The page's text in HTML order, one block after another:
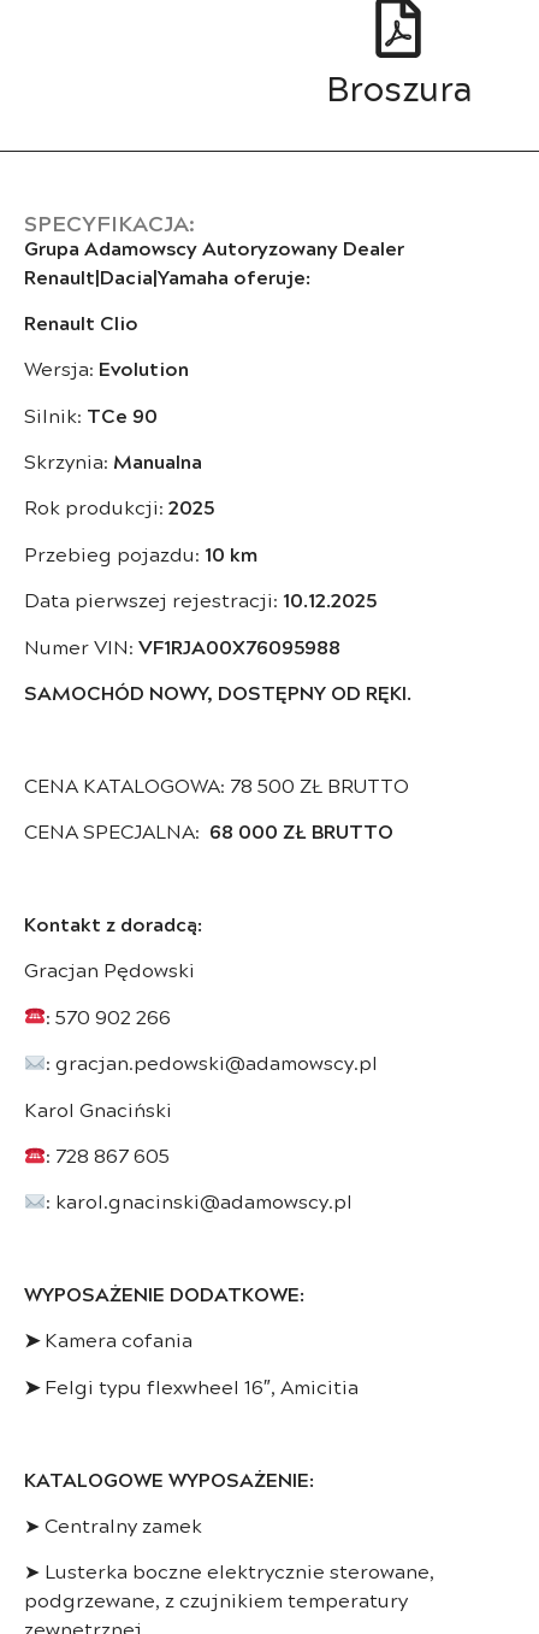
Broszura
SPECYFIKACJA:
Grupa Adamowscy Autoryzowany Dealer
Renault|Dacia|Yamaha oferuje:
Renault Clio
Wersja: Evolution
Silnik: TCe 90
Skrzynia: Manualna
Rok produkcji: 2025
Przebieg pojazdu: 10 km
Data pierwszej rejestracji: 10.12.2025
Numer VIN: VF1RJA00X76095988
SAMOCHÓD NOWY, DOSTĘPNY OD RĘKI.
CENA KATALOGOWA: 78 500 ZŁ BRUTTO
CENA SPECJALNA: 68 000 ZŁ BRUTTO
Kontakt z doradcą:
Gracjan Pędowski
: 570 902 266
: gracjan.pedowski@adamowscy.pl
Karol Gnaciński
: 728 867 605
: karol.gnacinski@adamowscy.pl
WYPOSAŻENIE DODATKOWE:
➤Kamera cofania
➤Felgi typu flexwheel 16″, Amicitia
KATALOGOWE WYPOSAŻENIE:
➤ Centralny zamek
➤ Lusterka boczne elektrycznie sterowane,
podgrzewane, z czujnikiem temperatury